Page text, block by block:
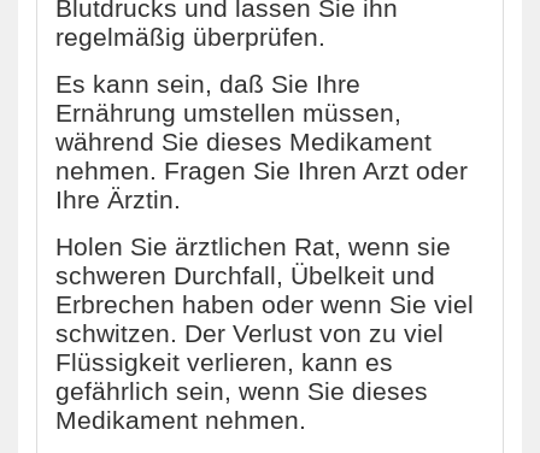
Blutdrucks und lassen Sie ihn
regelmäßig überprüfen.
Es kann sein, daß Sie Ihre
Ernährung umstellen müssen,
während Sie dieses Medikament
nehmen. Fragen Sie Ihren Arzt oder
Ihre Ärztin.
Holen Sie ärztlichen Rat, wenn sie
schweren Durchfall, Übelkeit und
Erbrechen haben oder wenn Sie viel
schwitzen. Der Verlust von zu viel
Flüssigkeit verlieren, kann es
gefährlich sein, wenn Sie dieses
Medikament nehmen.